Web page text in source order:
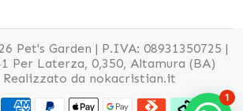
Pet's Garden | P.IVA: 08931350725 |
Per Laterza, 0,350, Altamura (BA)
Realizzato da nokacristian.it
1